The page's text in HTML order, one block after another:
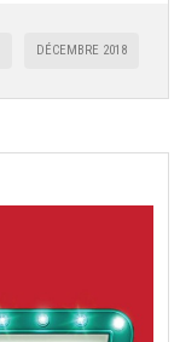
DÉCEMBRE 2018